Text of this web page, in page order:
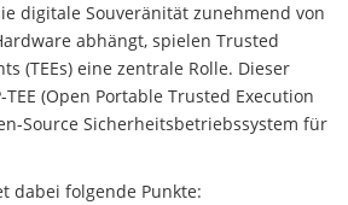
digitale Souveränität zunehmend von
abhängt, spielen Trusted
(TEEs) eine zentrale Rolle. Dieser
(Open Portable Trusted Execution
Source Sicherheitsbetriebssystem für
dabei folgende Punkte: